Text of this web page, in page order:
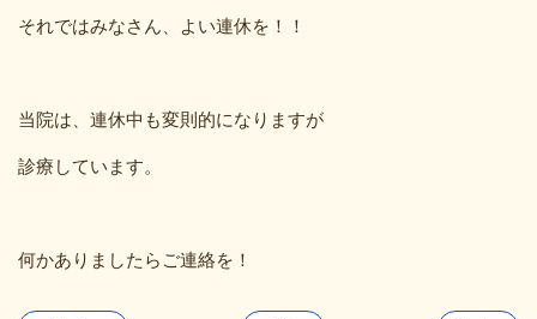
それではみなさん、よい連休を！！
当院は、連休中も変則的になりますが
診療しています。
何かありましたらご連絡を！